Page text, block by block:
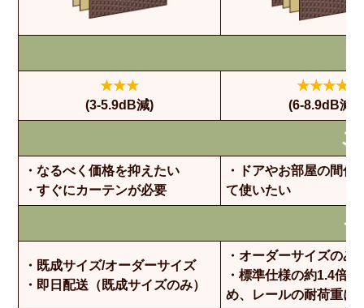
★★★
(3-5.9dB減)
★★★★
(6-8.9dB減)
・なるべく価格を抑えたい
・すぐにカーテンが必要
・ドアやお部屋の間仕
て使いたい
・既成サイズ/オーダーサイズ
・即日配送（既成サイズのみ）
・オーダーサイズのみ
・標準仕様の約1.4倍
め、レールの耐荷重に